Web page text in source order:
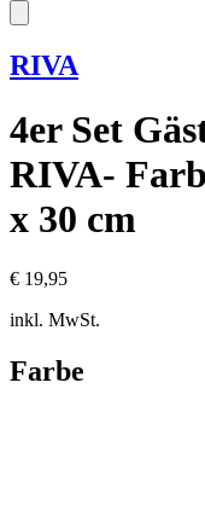
RIVA
4er Set
RIVA-
x 30 cm
€ 19,95
inkl. MwSt.
Farbe